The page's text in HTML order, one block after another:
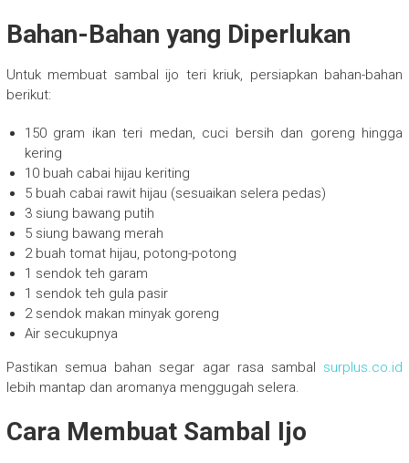
Bahan-Bahan yang Diperlukan
Untuk membuat sambal ijo teri kriuk, persiapkan bahan-bahan
berikut:
150 gram ikan teri medan, cuci bersih dan goreng hingga
kering
10 buah cabai hijau keriting
5 buah cabai rawit hijau (sesuaikan selera pedas)
3 siung bawang putih
5 siung bawang merah
2 buah tomat hijau, potong-potong
1 sendok teh garam
1 sendok teh gula pasir
2 sendok makan minyak goreng
Air secukupnya
Pastikan semua bahan segar agar rasa sambal surplus.co.id
lebih mantap dan aromanya menggugah selera.
Cara Membuat Sambal Ijo